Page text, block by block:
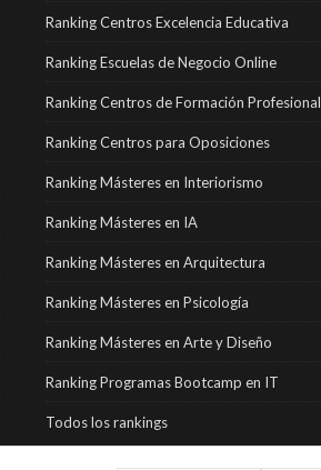
Ranking Centros Excelencia Educativa
Ranking Escuelas de Negocio Online
Ranking Centros de Formación Profesional
Ranking Centros para Oposiciones
Ranking Másteres en Interiorismo
Ranking Másteres en IA
Ranking Másteres en Arquitectura
Ranking Másteres en Psicología
Ranking Másteres en Arte y Diseño
Ranking Programas Bootcamp en IT
Todos los rankings